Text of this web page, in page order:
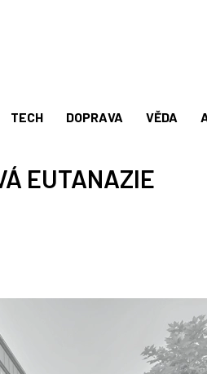
TECH DOPRAVA VĚDA
EUTANAZIE